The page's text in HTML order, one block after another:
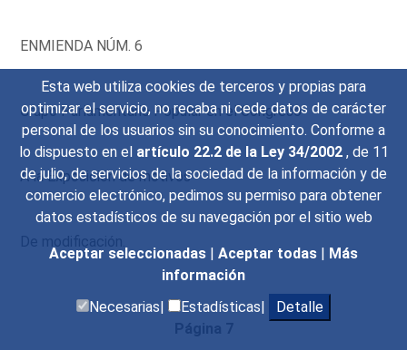
Esta web utiliza cookies de terceros y propias para
optimizar el servicio, no recaba ni cede datos de carácter
personal de los usuarios sin su conocimiento. Conforme a
lo dispuesto en el artículo 22.2 de la Ley 34/2002 , de 11
de julio, de servicios de la sociedad de la información y de
comercio electrónico, pedimos su permiso para obtener
datos estadísticos de su navegación por el sitio web
Aceptar seleccionadas | Aceptar todas | Más
información
Necesarias|
Estadísticas| Detalle
ENMIENDA NÚM. 6
Grupo Parlamentario Popular en el Congreso
A la Exposición de motivos
De modificación.
Página 7